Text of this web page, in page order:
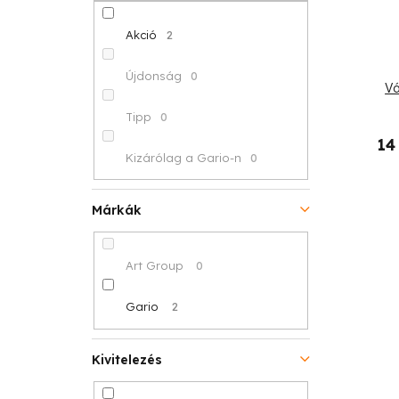
a
e
Akció 2
Újdonság 0
Tipp 0
Kizárólag a Gario-n 0
Márkák
Art Group 0
Gario 2
Kivitelezés